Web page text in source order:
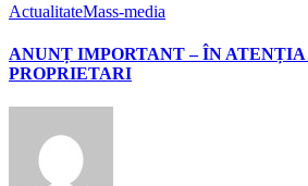
ActualitateMass-media
ANUNȚ IMPORTANT – ÎN
PROPRIETARI